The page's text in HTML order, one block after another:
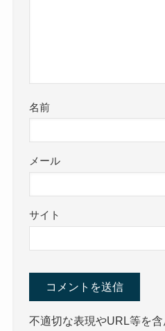
名前
メール
サイト
不適切な表現やURL等を